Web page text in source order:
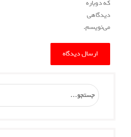
که دوباره
دیدگاهی
می‌نویسم.
Search
for: